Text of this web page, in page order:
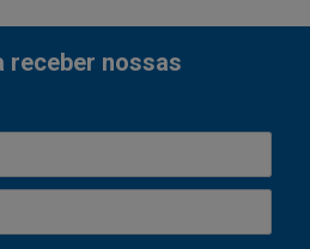
receber nossas